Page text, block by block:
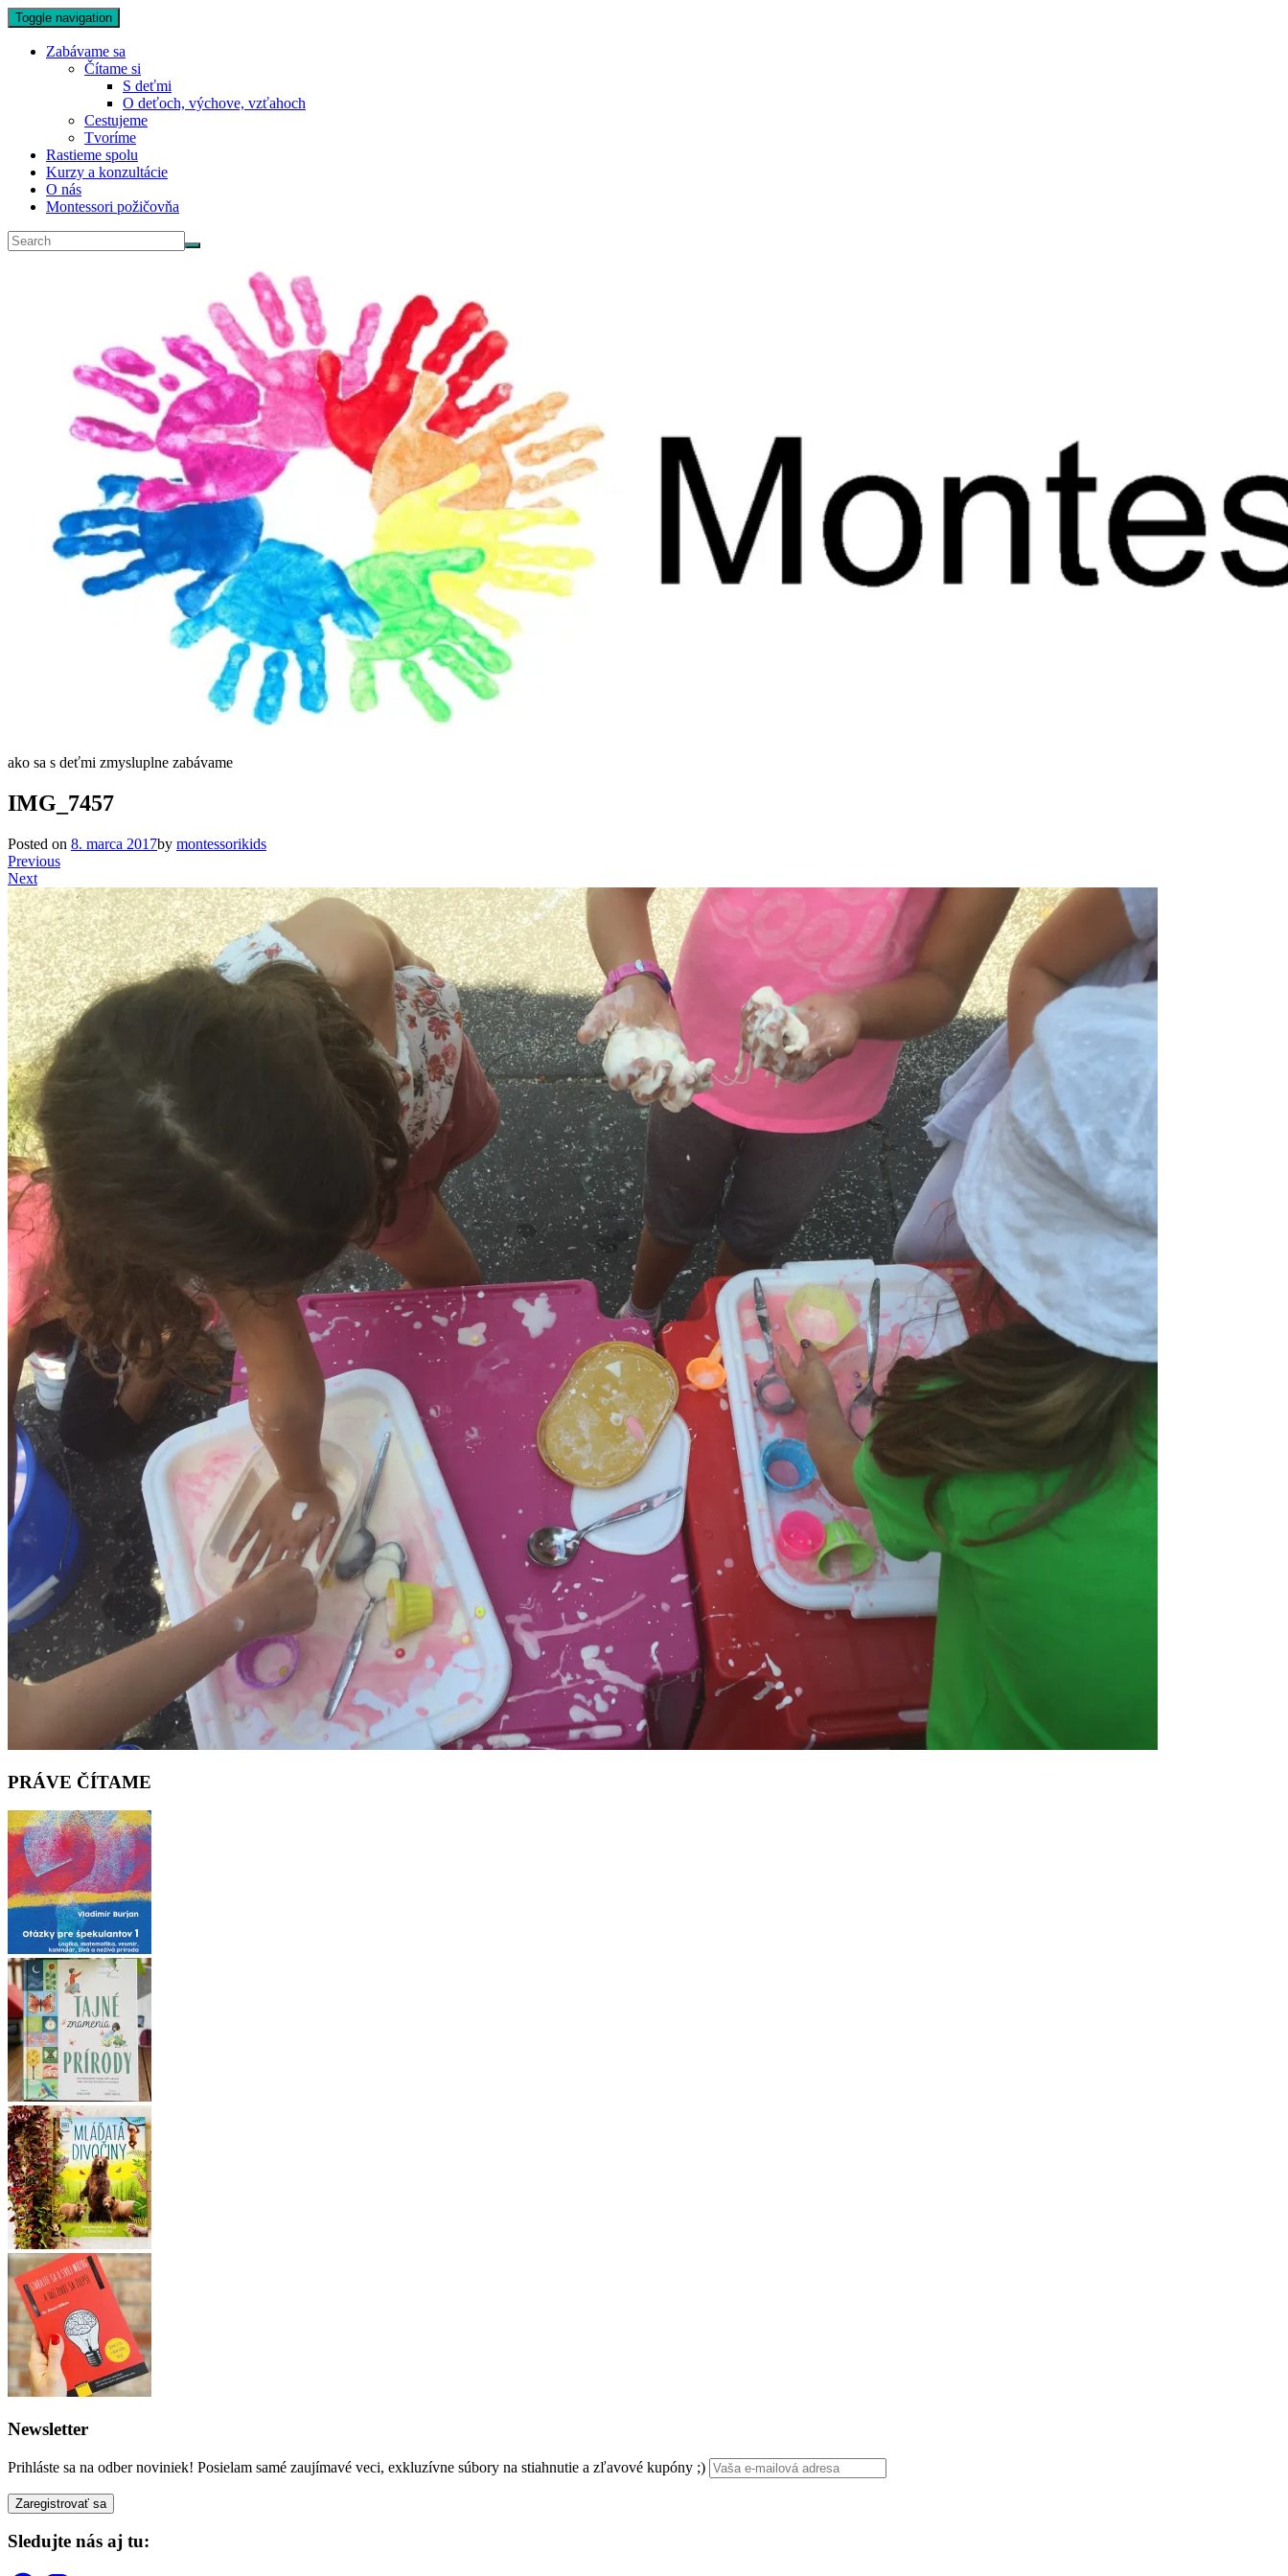
Toggle navigation
Zabávame sa
Čítame si
S deťmi
O deťoch, výchove, vzťahoch
Cestujeme
Tvoríme
Rastieme spolu
Kurzy a konzultácie
O nás
Montessori požičovňa
ako sa s deťmi zmysluplne zabávame
IMG_7457
Posted on 8. marca 2017by montessorikids
Previous
Next
PRÁVE ČÍTAME
Newsletter
Prihláste sa na odber noviniek! Posielam samé zaujímavé veci, exkluzívne súbory na stiahnutie a zľavové kupóny ;)
Sledujte nás aj tu: